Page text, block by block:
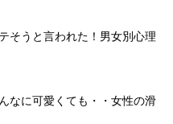
そうと言われた！男女別心理
なに可愛くても・・女性の滑